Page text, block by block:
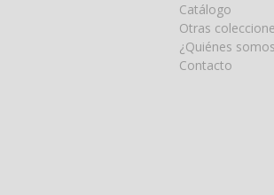
Catálogo
Otras
¿Quiénes
Contacto